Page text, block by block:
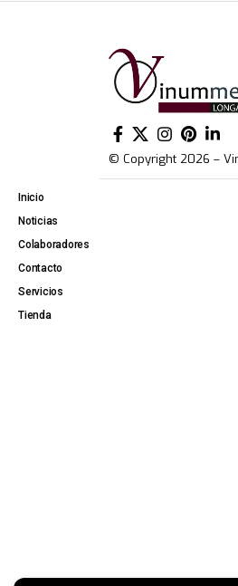
© Copyright 2026 –
Inicio
Noticias
Colaboradores
Contacto
Servicios
Tienda